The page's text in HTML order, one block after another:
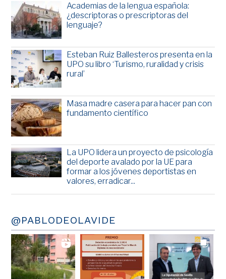
Academias de la lengua española:
¿descriptoras o prescriptoras del
lenguaje?
Esteban Ruiz Ballesteros presenta en la
UPO su libro ‘Turismo, ruralidad y crisis
rural’
Masa madre casera para hacer pan con
fundamento científico
La UPO lidera un proyecto de psicología
del deporte avalado por la UE para
formar a los jóvenes deportistas en
valores, erradicar...
@PABLODEOLAVIDE